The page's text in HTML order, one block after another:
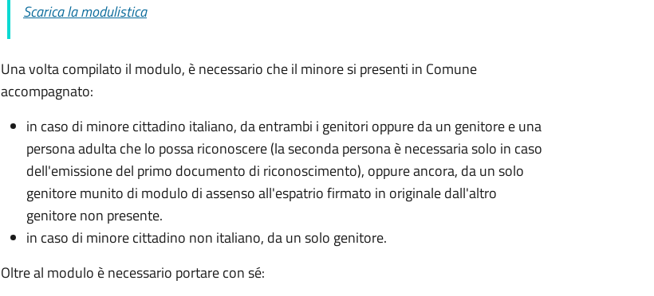
Scarica la modulistica
Una volta compilato il modulo, è necessario che il minore si presenti in Comune
accompagnato:
in caso di minore cittadino italiano, da entrambi i genitori oppure da un genitore e una
persona adulta che lo possa riconoscere (la seconda persona è necessaria solo in caso
dell'emissione del primo documento di riconoscimento), oppure ancora, da un solo
genitore munito di modulo di assenso all'espatrio firmato in originale dall'altro
genitore non presente.
in caso di minore cittadino non italiano, da un solo genitore.
Oltre al modulo è necessario portare con sé: